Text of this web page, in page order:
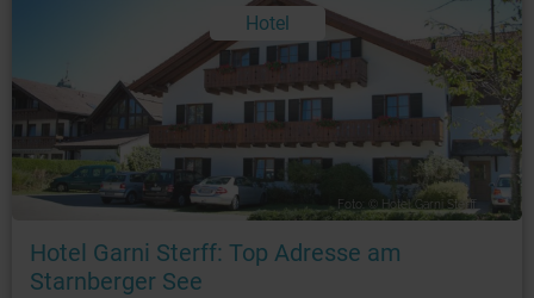
Hotel
Foto: © Hotel Garni Sterff
Hotel Garni Sterff: Top Adresse am
Starnberger See